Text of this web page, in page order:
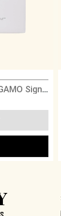
SALVATORE FERRAGAMO Signorina Limited Edition 2023